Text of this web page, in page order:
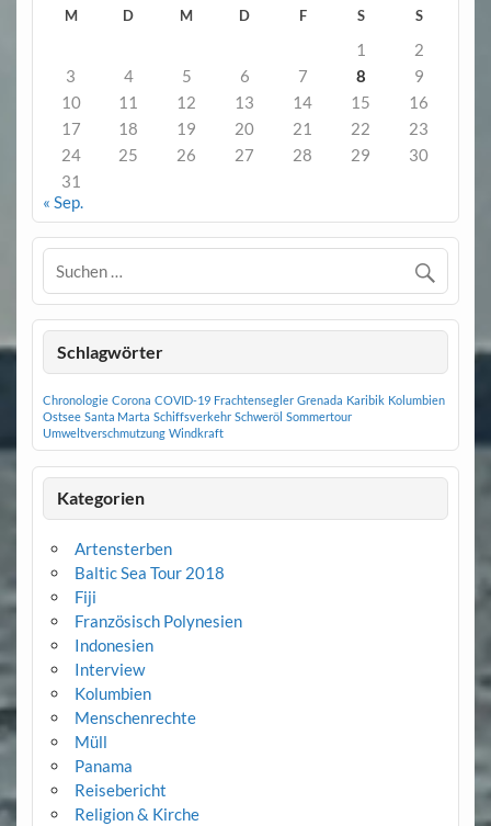
M D M D F S S
1
2
3
4 5 6 7 8
9
10
11 12 13 14 15
16
17
18 19 20 21 22
23
24
25 26 27 28 29
30
31
« Sep.
Schlagwörter
Chronologie Corona COVID-19 Frachtensegler Grenada Karibik Kolumbien
Ostsee Santa Marta Schiffsverkehr Schweröl Sommertour
Umweltverschmutzung Windkraft
Kategorien
Artensterben
Baltic Sea Tour 2018
Fiji
Französisch Polynesien
Indonesien
Interview
Kolumbien
Menschenrechte
Müll
Panama
Reisebericht
Religion & Kirche